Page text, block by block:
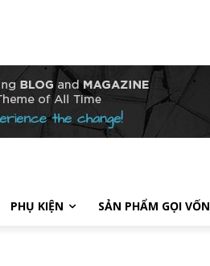
PHỤ KIỆN SẢN PHẨM GỌI VỐN